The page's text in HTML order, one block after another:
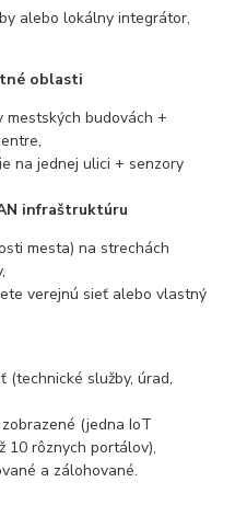
alebo lokálny integrátor,
oblasti
mestských budovách +
na jednej ulici + senzory
infraštruktúru
mesta) na strechách
verejnú sieť alebo vlastný
(technické služby, úrad,
(jedna IoT
10 rôznych portálov),
a zálohované.